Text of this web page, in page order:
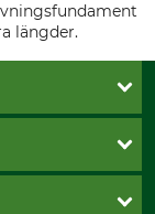
längder.